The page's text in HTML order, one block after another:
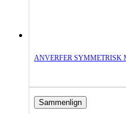
ANVERFER
Sammenlign